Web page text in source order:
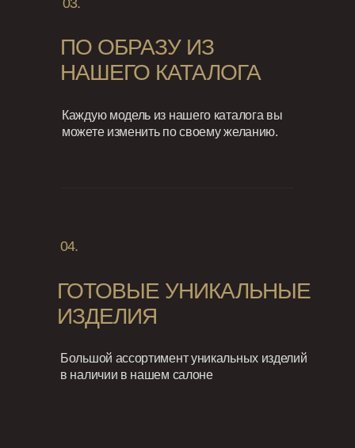
Каждую модель из нашего каталога вы
можете изменить по своему желанию.
ПО ОБРАЗУ ИЗ
НАШЕГО КАТАЛОГА
03.
Большой ассортимент уникальных изделий
в наличии в нашем салоне
ГОТОВЫЕ УНИКАЛЬНЫЕ
ИЗДЕЛИЯ
04.